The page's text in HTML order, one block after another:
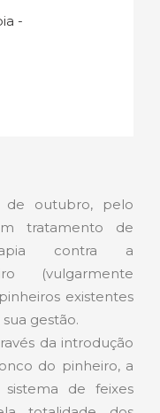
-
de outubro, pelo
tratamento de
contra a
(vulgarmente
existentes
gestão.
da introdução
do pinheiro, a
de feixes